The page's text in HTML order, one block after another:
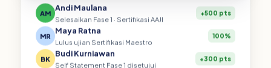
AM
Andi Maulana
Selesaikan Fase 1 · Sertifikasi AAJI
+500 pts
MR
Maya Ratna
Lulus ujian Sertifikasi Maestro
100%
BK
Budi Kurniawan
Self Statement Fase 1 disetujui
+300 pts